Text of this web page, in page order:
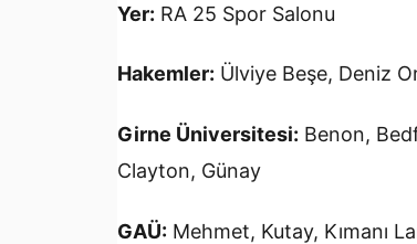
Yer: RA 25 Spor Salonu
Hakemler: Ülviye Beşe, Deniz
Girne Üniversitesi: Benon,
Clayton, Günay
GAÜ: Mehmet, Kutay, Kımanı